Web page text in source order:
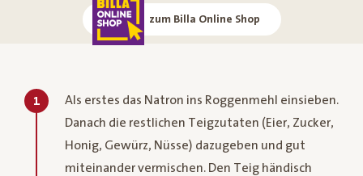
zum Billa Online Shop
1
Als erstes das Natron ins Roggenmehl einsieben.
Danach die restlichen Teigzutaten (Eier, Zucker,
Honig, Gewürz, Nüsse) dazugeben und gut
miteinander vermischen. Den Teig händisch